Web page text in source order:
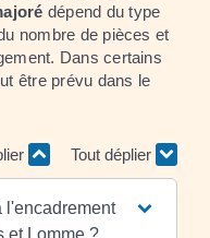
dépend du type
nombre de pièces et
Dans certains
être prévu dans le
Tout déplier
l'encadrement
et Lomme ?